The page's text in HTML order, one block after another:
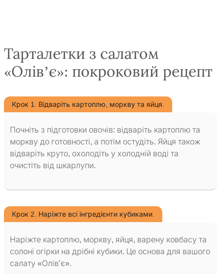
Тарталетки з салатом
«Олів’є»: покроковий рецепт
Крок 1. Відваріть картоплю, моркву та яйця.
Почніть з підготовки овочів: відваріть картоплю та
моркву до готовності, а потім остудіть. Яйця також
відваріть круто, охолодіть у холодній воді та
очистіть від шкарлупи.
Крок 2. Наріжте всі інгредієнти кубиками.
Наріжте картоплю, моркву, яйця, варену ковбасу та
солоні огірки на дрібні кубики. Це основа для вашого
салату «Олів’є».